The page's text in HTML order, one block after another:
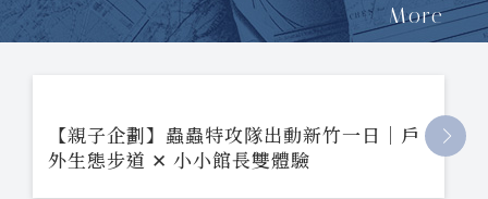
More
【親子企劃】蟲蟲特攻隊出動新竹一日｜戶
外生態步道 ✕ 小小館長雙體驗